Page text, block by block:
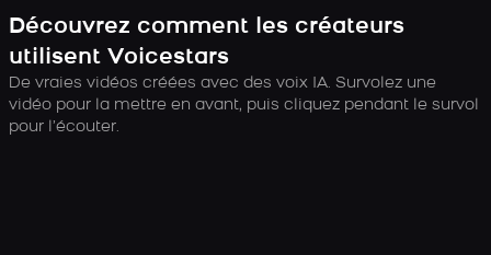
Découvrez comment les créateurs
utilisent Voicestars
De vraies vidéos créées avec des voix IA. Survolez une
vidéo pour la mettre en avant, puis cliquez pendant le survol
pour l’écouter.